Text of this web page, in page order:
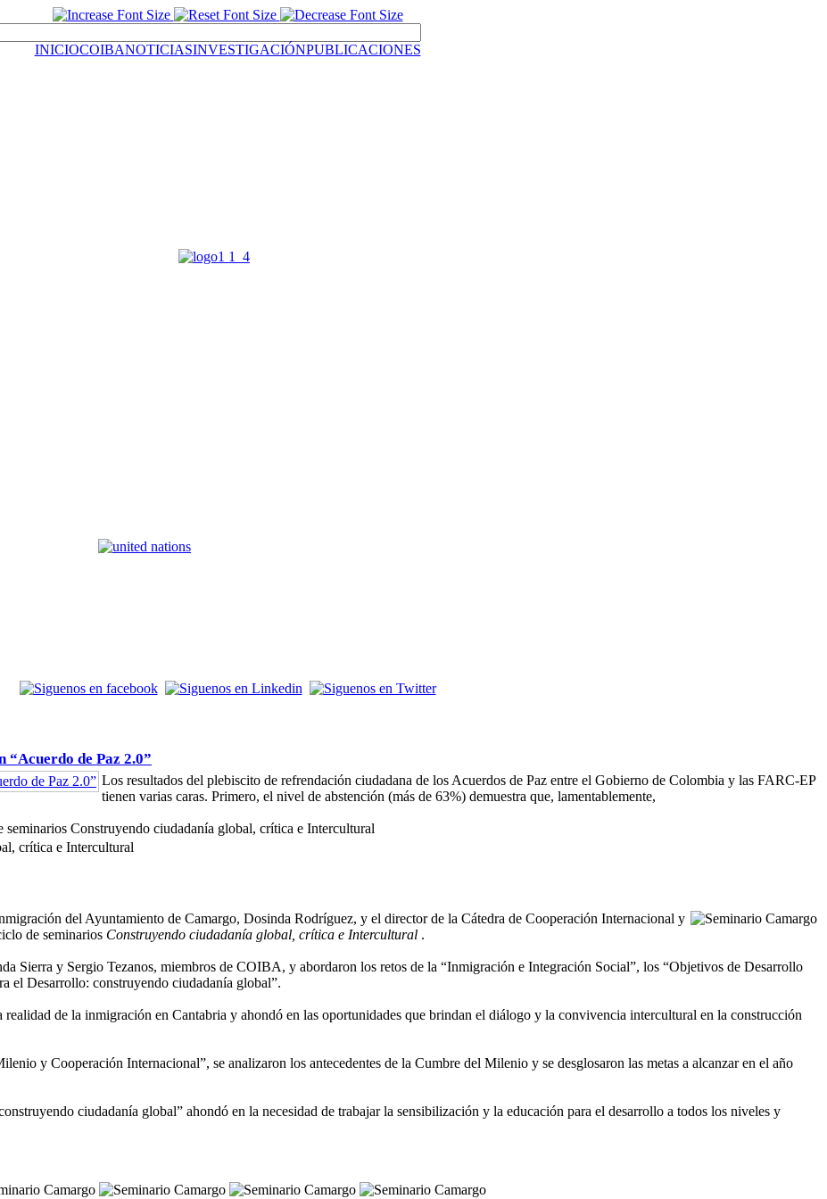
INICIOCOIBANOTICIASINVESTIGACIÓNPUBLICACIONES
de Paz 2.0”
Los resultados del plebiscito de refrendación ciudadana de los Acuerdos de Paz entre el Gobierno de Colombia y las FARC-EP
tienen varias caras. Primero, el nivel de abstención (más de 63%) demuestra que, lamentablemente,
seminarios Construyendo ciudadanía global, crítica e Intercultural
crítica e Intercultural
del Ayuntamiento de Camargo, Dosinda Rodríguez, y el director de la Cátedra de Cooperación Internacional y
de seminarios Construyendo ciudadanía global, crítica e Intercultural .
Sierra y Sergio Tezanos, miembros de COIBA, y abordaron los retos de la “Inmigración e Integración Social”, los “Objetivos de Desarrollo
el Desarrollo: construyendo ciudadanía global”.
de la inmigración en Cantabria y ahondó en las oportunidades que brindan el diálogo y la convivencia intercultural en la construcción
y Cooperación Internacional”, se analizaron los antecedentes de la Cumbre del Milenio y se desglosaron las metas a alcanzar en el año
ciudadanía global” ahondó en la necesidad de trabajar la sensibilización y la educación para el desarrollo a todos los niveles y